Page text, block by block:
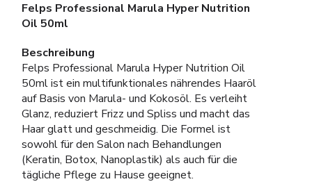
Felps Professional Marula Hyper Nutrition
Oil 50ml
Beschreibung
Felps Professional Marula Hyper Nutrition Oil
50ml ist ein multifunktionales nährendes Haaröl
auf Basis von Marula- und Kokosöl. Es verleiht
Glanz, reduziert Frizz und Spliss und macht das
Haar glatt und geschmeidig. Die Formel ist
sowohl für den Salon nach Behandlungen
(Keratin, Botox, Nanoplastik) als auch für die
tägliche Pflege zu Hause geeignet.